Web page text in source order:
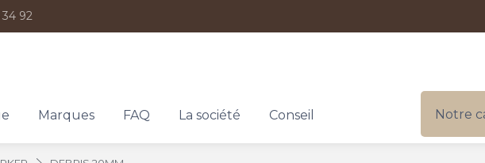
92
Marques FAQ La société Conseil Notre